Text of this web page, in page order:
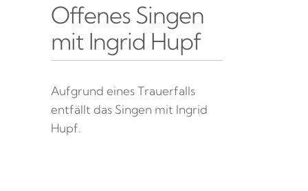
Offenes Singen
mit Ingrid Hupf
Aufgrund eines Trauerfalls
entfällt das Singen mit Ingrid
Hupf.